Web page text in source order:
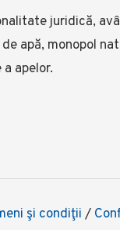
juridică,
apă, monopol
apelor.
şi condiţii /